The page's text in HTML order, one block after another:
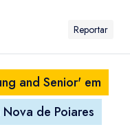
Reportar
and Senior' em
de Poiares